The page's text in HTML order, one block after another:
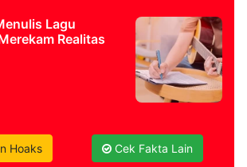
Lagu
Realitas
Hoaks Cek Fakta Lain